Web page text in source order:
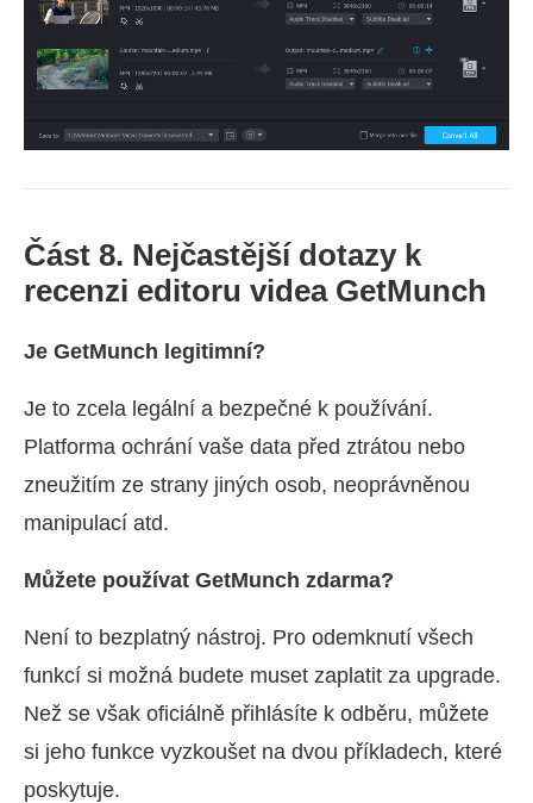
Část 8. Nejčastější dotazy k
recenzi editoru videa GetMunch
Je GetMunch legitimní?
Je to zcela legální a bezpečné k používání.
Platforma ochrání vaše data před ztrátou nebo
zneužitím ze strany jiných osob, neoprávněnou
manipulací atd.
Můžete používat GetMunch zdarma?
Není to bezplatný nástroj. Pro odemknutí všech
funkcí si možná budete muset zaplatit za upgrade.
Než se však oficiálně přihlásíte k odběru, můžete
si jeho funkce vyzkoušet na dvou příkladech, které
poskytuje.